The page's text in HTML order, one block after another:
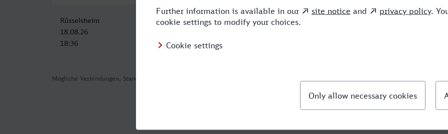
Mögliche Verbindungen, Stand: 2026-08-04 12:43
Rüsselsheim
18.08.26
18:36
Gladbeck West
21:50
3:14 2